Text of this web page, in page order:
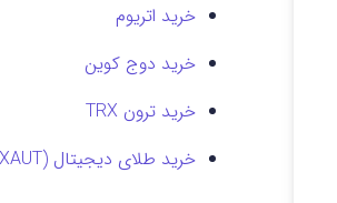
خرید اتریوم
خرید دوج کوین
خرید ترون TRX
خرید طلای دیجیتال (XAUT)